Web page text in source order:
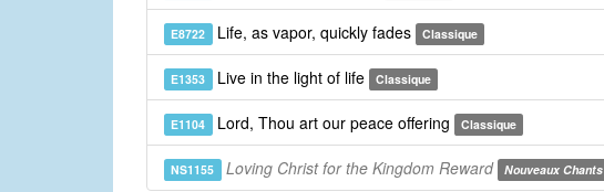
E8722 Life, as vapor, quickly fades Classique
E1353 Live in the light of life Classique
E1104 Lord, Thou art our peace offering Classique
NS1155 Loving Christ for the Kingdom Reward Nouveaux Chants